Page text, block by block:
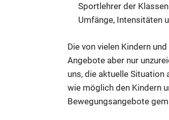
Sportlehrer der
Umfänge, Intensitäten
Die von vielen Kindern
Angebote aber nur
uns, die aktuelle Situation
wie möglich den Kindern
Bewegungsangebote